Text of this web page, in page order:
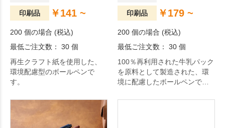
印刷品 ￥141 ~
200 個の場合 (税込)
最低ご注文数： 30 個
再生クラフト紙を使用した、
環境配慮型のボールペンで
す。
印刷品 ￥179 ~
200 個の場合 (税込)
最低ご注文数： 30 個
100％再利用された牛乳パック
を原料として製造された、環
境に配慮したボールペンで